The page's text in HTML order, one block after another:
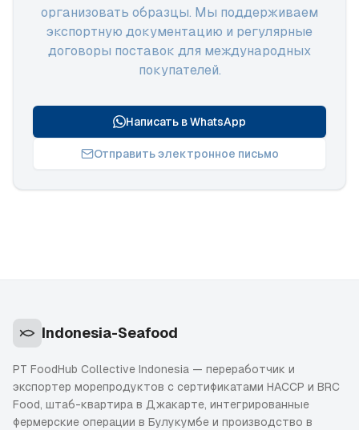
организовать образцы. Мы поддерживаем
экспортную документацию и регулярные
договоры поставок для международных
покупателей.
Написать в WhatsApp
Отправить электронное письмо
Indonesia-Seafood
PT FoodHub Collective Indonesia — переработчик и
экспортер морепродуктов с сертификатами HACCP и BRC
Food, штаб-квартира в Джакарте, интегрированные
фермерские операции в Булукумбе и производство в